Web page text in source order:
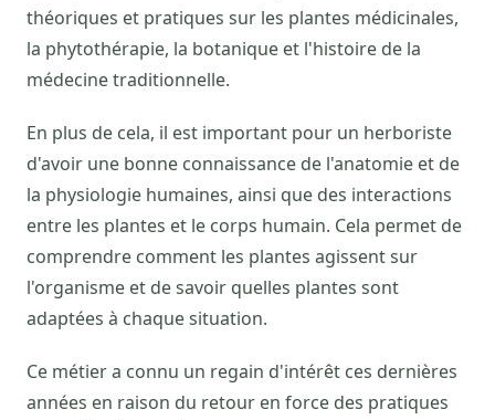
théoriques et pratiques sur les plantes médicinales,
la phytothérapie, la botanique et l'histoire de la
médecine traditionnelle.
En plus de cela, il est important pour un herboriste
d'avoir une bonne connaissance de l'anatomie et de
la physiologie humaines, ainsi que des interactions
entre les plantes et le corps humain. Cela permet de
comprendre comment les plantes agissent sur
l'organisme et de savoir quelles plantes sont
adaptées à chaque situation.
Ce métier a connu un regain d'intérêt ces dernières
années en raison du retour en force des pratiques